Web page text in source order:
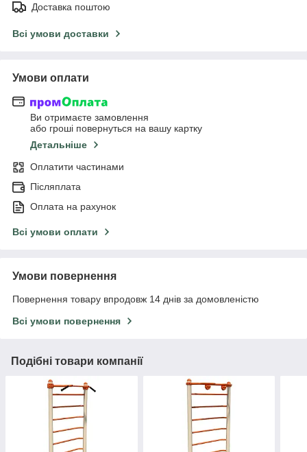
Доставка поштою
Всі умови доставки
Умови оплати
Ви отримаєте замовлення
або гроші повернуться на вашу картку
Детальніше
Оплатити частинами
Післяплата
Оплата на рахунок
Всі умови оплати
Умови повернення
Повернення товару впродовж 14 днів за домовленістю
Всі умови повернення
Подібні товари компанії